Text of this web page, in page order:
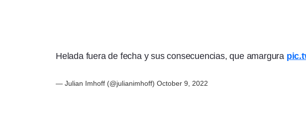
Helada fuera de fecha y sus consecuencias, que amargura
— Julian Imhoff (@julianimhoff) October 9, 2022